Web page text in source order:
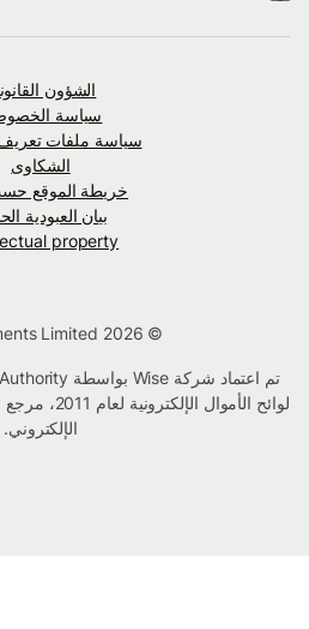
الشؤون القانونية
سياسة
سياسة ملفات تعريف
الشكاوى
خريطة الموقع حسب
بيان العبودية
property
لوائح الأموال الإلكترونية لعام 2011، مرجع الشركة
الإلكتروني.